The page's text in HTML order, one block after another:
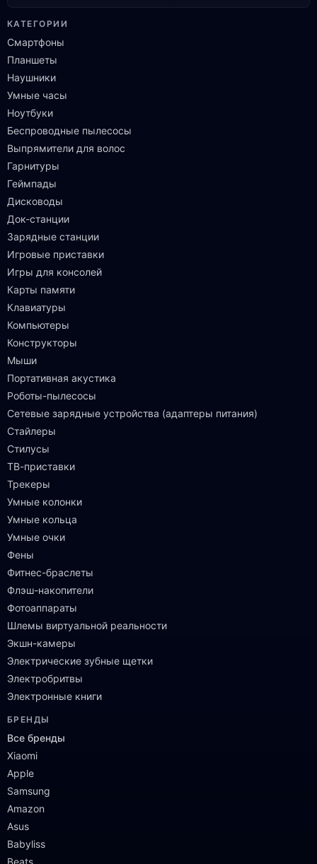
КАТЕГОРИИ
Смартфоны
Планшеты
Наушники
Умные часы
Ноутбуки
Беспроводные пылесосы
Выпрямители для волос
Гарнитуры
Геймпады
Дисководы
Док-станции
Зарядные станции
Игровые приставки
Игры для консолей
Карты памяти
Клавиатуры
Компьютеры
Конструкторы
Мыши
Портативная акустика
Роботы-пылесосы
Сетевые зарядные устройства (адаптеры питания)
Стайлеры
Стилусы
ТВ-приставки
Трекеры
Умные колонки
Умные кольца
Умные очки
Фены
Фитнес-браслеты
Флэш-накопители
Фотоаппараты
Шлемы виртуальной реальности
Экшн-камеры
Электрические зубные щетки
Электробритвы
Электронные книги
БРЕНДЫ
Все бренды
Xiaomi
Apple
Samsung
Amazon
Asus
Babyliss
Beats